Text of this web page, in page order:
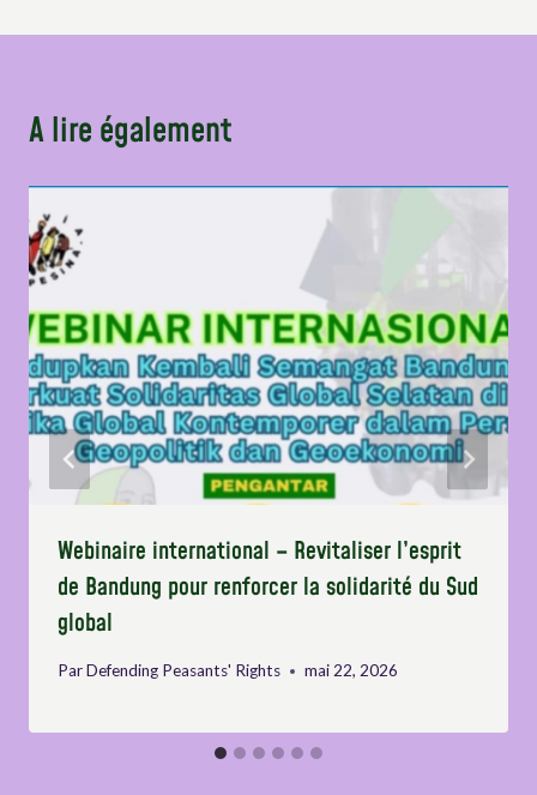
A lire également
Webinaire international – Revitaliser l’esprit
de Bandung pour renforcer la solidarité du Sud
global
ParDefending Peasants' Rights mai 22, 2026